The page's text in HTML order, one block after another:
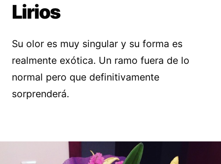
Lirios
Su olor es muy singular y su forma es
realmente exótica. Un ramo fuera de lo
normal pero que definitivamente
sorprenderá.